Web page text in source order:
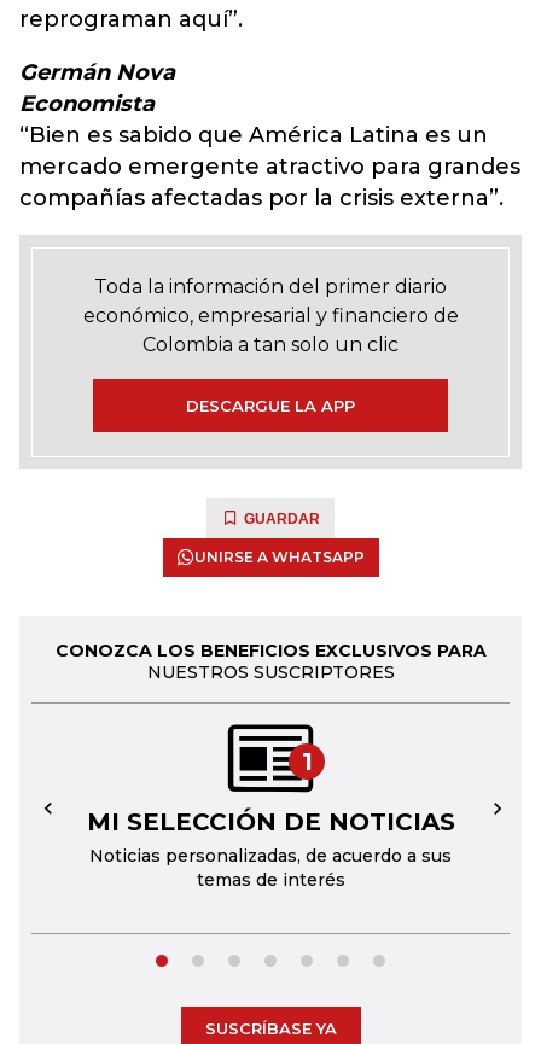
reprograman aquí”.
Germán Nova
Economista
“Bien es sabido que América Latina es un
mercado emergente atractivo para grandes
compañías afectadas por la crisis externa”.
Toda la información del primer diario
económico, empresarial y financiero de
Colombia a tan solo un clic
DESCARGUE LA APP
GUARDAR
UNIRSE A WHATSAPP
CONOZCA LOS BENEFICIOS EXCLUSIVOS PARA
NUESTROS SUSCRIPTORES
1
MI SELECCIÓN DE NOTICIAS
Noticias personalizadas, de acuerdo a sus
temas de interés
← →
SUSCRÍBASE YA